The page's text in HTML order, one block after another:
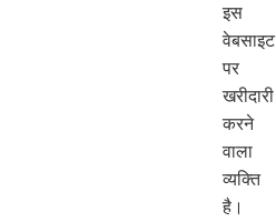
इस
वेबसाइट
पर
खरीदारी
करने
वाला
व्यक्ति
है।